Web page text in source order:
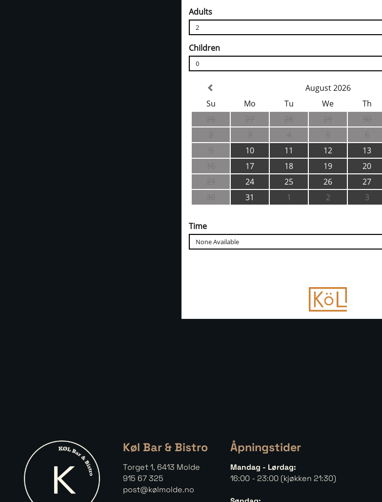
Adults
2
Children
0
August 2026
Su
Mo Tu We Th
10 11 12 13
17 18 19 20
24 25 26 27
31 1 2 3
Time
None Available
Køl Bar & Bistro
Torget 1, 6413 Molde
915 67 325
post@kølmolde.no
Åpningstider
Mandag - Lørdag:
16:00 - 23:00 (kjøkken 21:30)